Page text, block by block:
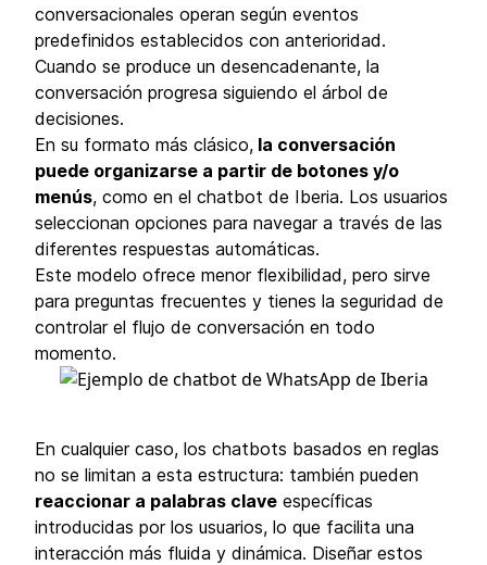
conversacionales operan según eventos
predefinidos establecidos con anterioridad.
Cuando se produce un desencadenante, la
conversación progresa siguiendo el árbol de
decisiones.
En su formato más clásico, la conversación
puede organizarse a partir de botones y/o
menús, como en el chatbot de Iberia. Los usuarios
seleccionan opciones para navegar a través de las
diferentes respuestas automáticas.
Este modelo ofrece menor flexibilidad, pero sirve
para preguntas frecuentes y tienes la seguridad de
controlar el flujo de conversación en todo
momento.
En cualquier caso, los chatbots basados en reglas
no se limitan a esta estructura: también pueden
reaccionar a palabras clave específicas
introducidas por los usuarios, lo que facilita una
interacción más fluida y dinámica. Diseñar estos